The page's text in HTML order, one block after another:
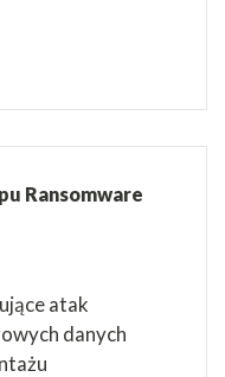
Ransomware
atak
danych